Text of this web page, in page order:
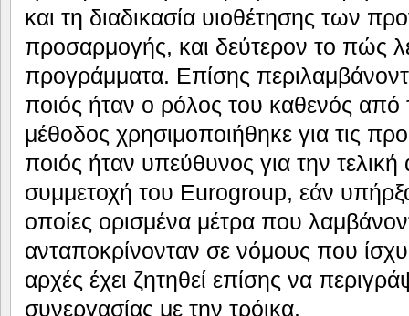
και τη διαδικασία υιοθέτησης των
προσαρμογής, και δεύτερον το πώς
προγράμματα. Επίσης
ποιός ήταν ο ρόλος του καθενός από
μέθοδος χρησιμοποιήθηκε για τις
ποιός ήταν υπεύθυνος για την
συμμετοχή του Eurogroup, εάν
οποίες ορισμένα μέτρα που
ανταποκρίνονταν σε νόμους που
αρχές έχει ζητηθεί επίσης να
συνεργασίας με την τρόικα.